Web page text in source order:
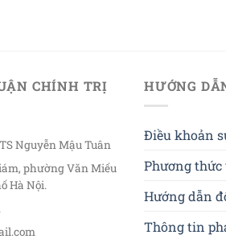
CHÍNH TRỊ
Nguyễn Mậu Tuân
phường Văn Miếu
Hà Nội.
HƯỚNG
Điều khoản
Phương thức
Hướng dẫn
Thông tin